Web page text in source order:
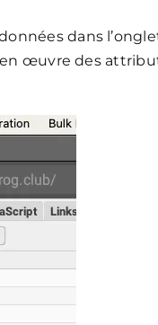
dans
en œuvre des